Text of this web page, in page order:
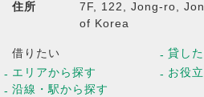
住所
7F, 122, Jong-ro,
of Korea
借りたい
エリアから探す
沿線・駅から探す
貸し
お役